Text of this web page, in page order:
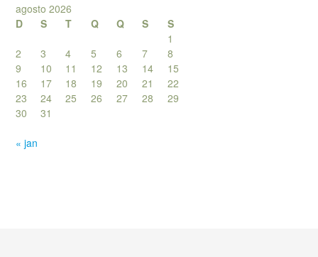
agosto 2026
D
S T Q Q S
S
1
2
3 4 5 6 7
8
9
10 11 12 13 14
15
16
17 18 19 20 21
22
23
24 25 26 27 28
29
30
31
« jan